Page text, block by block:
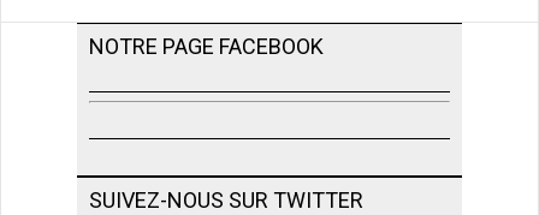
NOTRE PAGE FACEBOOK
SUIVEZ-NOUS SUR TWITTER